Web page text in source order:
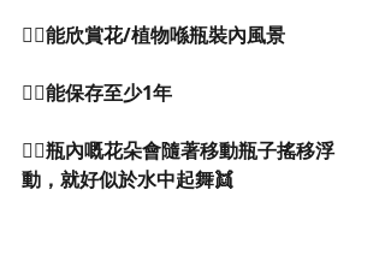
👉🏻能欣賞花/植物喺瓶裝內風景
👉🏻能保存至少1年
👉🏻瓶內嘅花朵會隨著移動瓶子搖移浮
動，就好似於水中起舞👯